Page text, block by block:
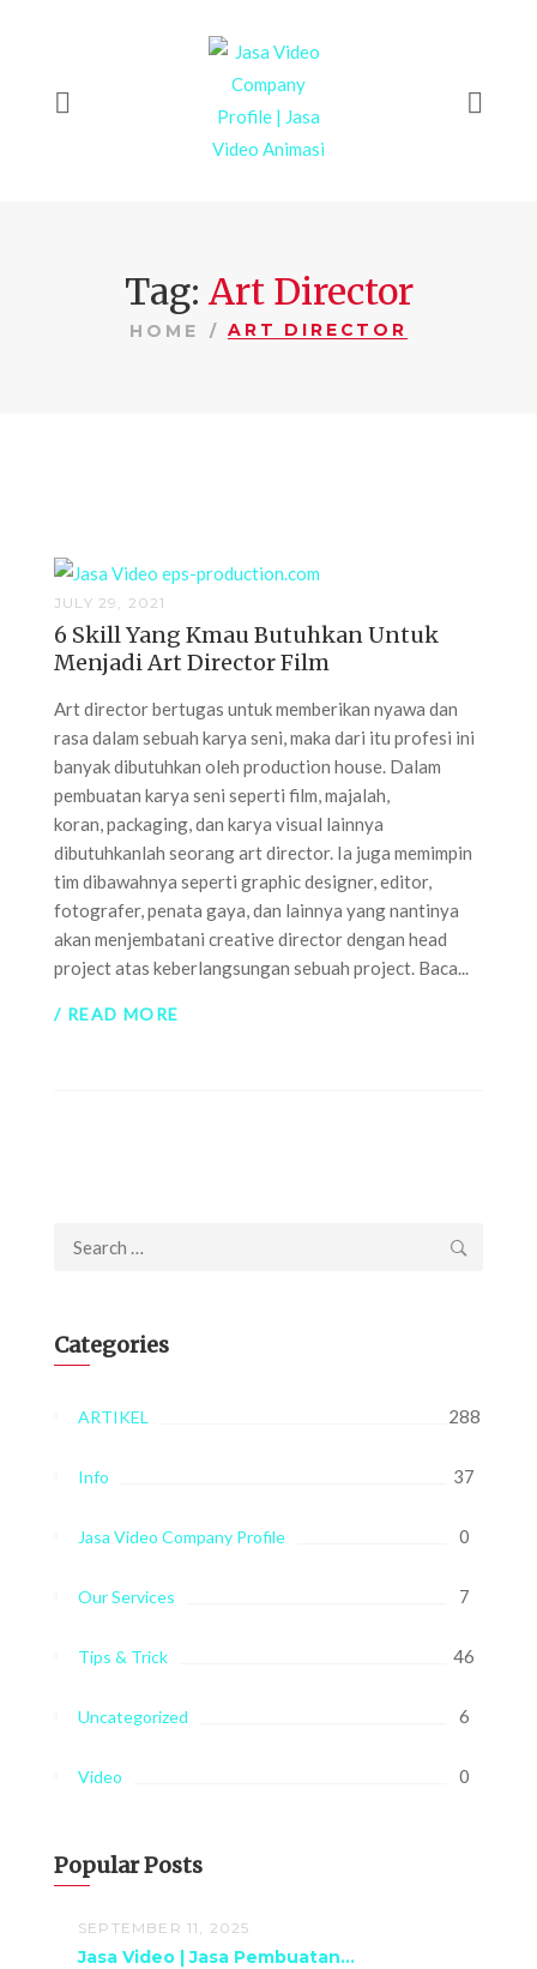
Tag: Art Director
HOME ART DIRECTOR
JULY 29, 2021
6 Skill Yang Kmau Butuhkan Untuk
Menjadi Art Director Film
Art director bertugas untuk memberikan nyawa dan
rasa dalam sebuah karya seni, maka dari itu profesi ini
banyak dibutuhkan oleh production house. Dalam
pembuatan karya seni seperti film, majalah,
koran, packaging, dan karya visual lainnya
dibutuhkanlah seorang art director. Ia juga memimpin
tim dibawahnya seperti graphic designer, editor,
fotografer, penata gaya, dan lainnya yang nantinya
akan menjembatani creative director dengan head
project atas keberlangsungan sebuah project. Baca...
/ READ MORE
Search
Categories
ARTIKEL 288
Info 37
Jasa Video Company Profile 0
Our Services 7
Tips & Trick 46
Uncategorized 6
Video 0
Popular Posts
SEPTEMBER 11, 2025
Jasa Video | Jasa Pembuatan...